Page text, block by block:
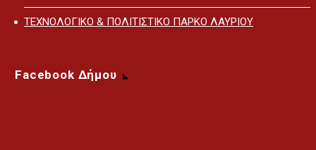
ΤΕΧΝΟΛΟΓΙΚΟ & ΠΟΛΙΤΙΣΤΙΚΟ ΠΑΡΚΟ ΛΑΥΡΙΟΥ
Facebook Δήμου